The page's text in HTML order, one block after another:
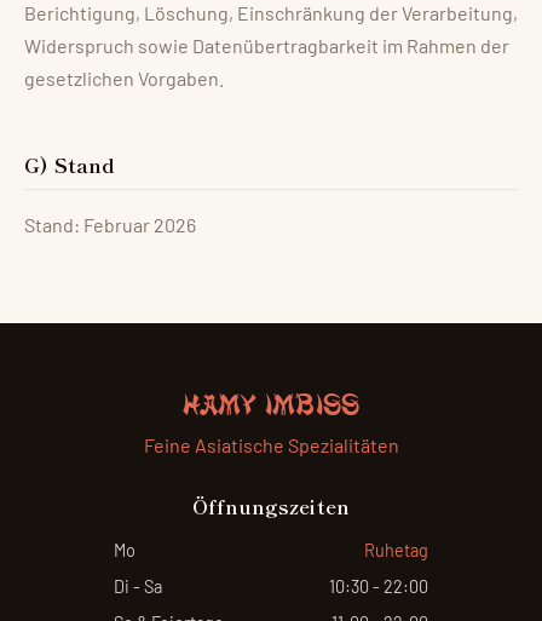
Berichtigung, Löschung, Einschränkung der Verarbeitung,
Widerspruch sowie Datenübertragbarkeit im Rahmen der
gesetzlichen Vorgaben.
G) Stand
Stand: Februar 2026
Hamy Imbiss
Feine Asiatische Spezialitäten
Öffnungszeiten
Mo
Ruhetag
Di - Sa
10:30 - 22:00